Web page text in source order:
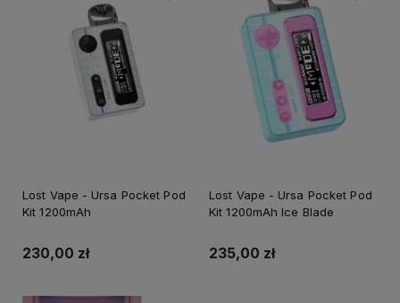
Lost Vape - Ursa Pocket Pod
Kit 1200mAh
230,00 zł
Lost Vape - Ursa Pocket Pod
Kit 1200mAh Ice Blade
235,00 zł